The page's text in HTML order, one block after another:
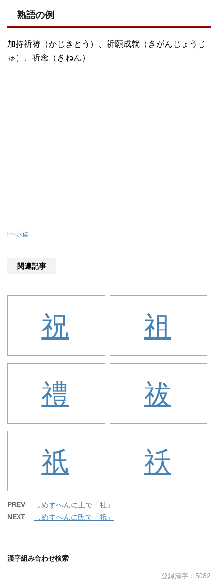
熟語の例
加持祈祷（かじきとう）、祈願成就（きがんじょうじ
ゅ）、祈念（きねん）
-示偏
関連記事
祝 祖
禮 祓
祇 祅
PREV しめすへんに土で「社」
NEXT しめすへんに氏で「祇」
漢字組み合わせ検索
登録漢字：5082